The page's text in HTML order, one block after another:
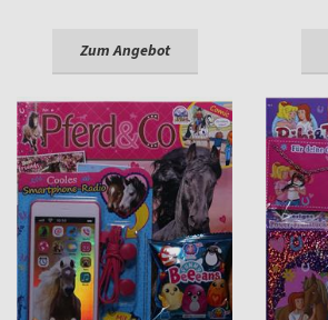
Zum Angebot